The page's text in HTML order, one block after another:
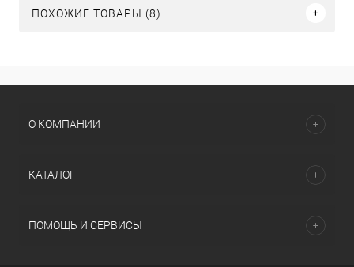
ПОХОЖИЕ ТОВАРЫ (8)
О КОМПАНИИ
КАТАЛОГ
ПОМОЩЬ И СЕРВИСЫ